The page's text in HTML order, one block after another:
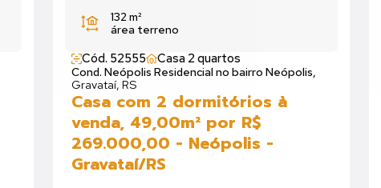
132 m²
área terreno
Cód. 52555 Casa 2 quartos
Cond. Neópolis Residencial no bairro Neópolis,
Gravataí, RS
Casa com 2 dormitórios à
venda, 49,00m² por R$
269.000,00 - Neópolis -
Gravataí/RS